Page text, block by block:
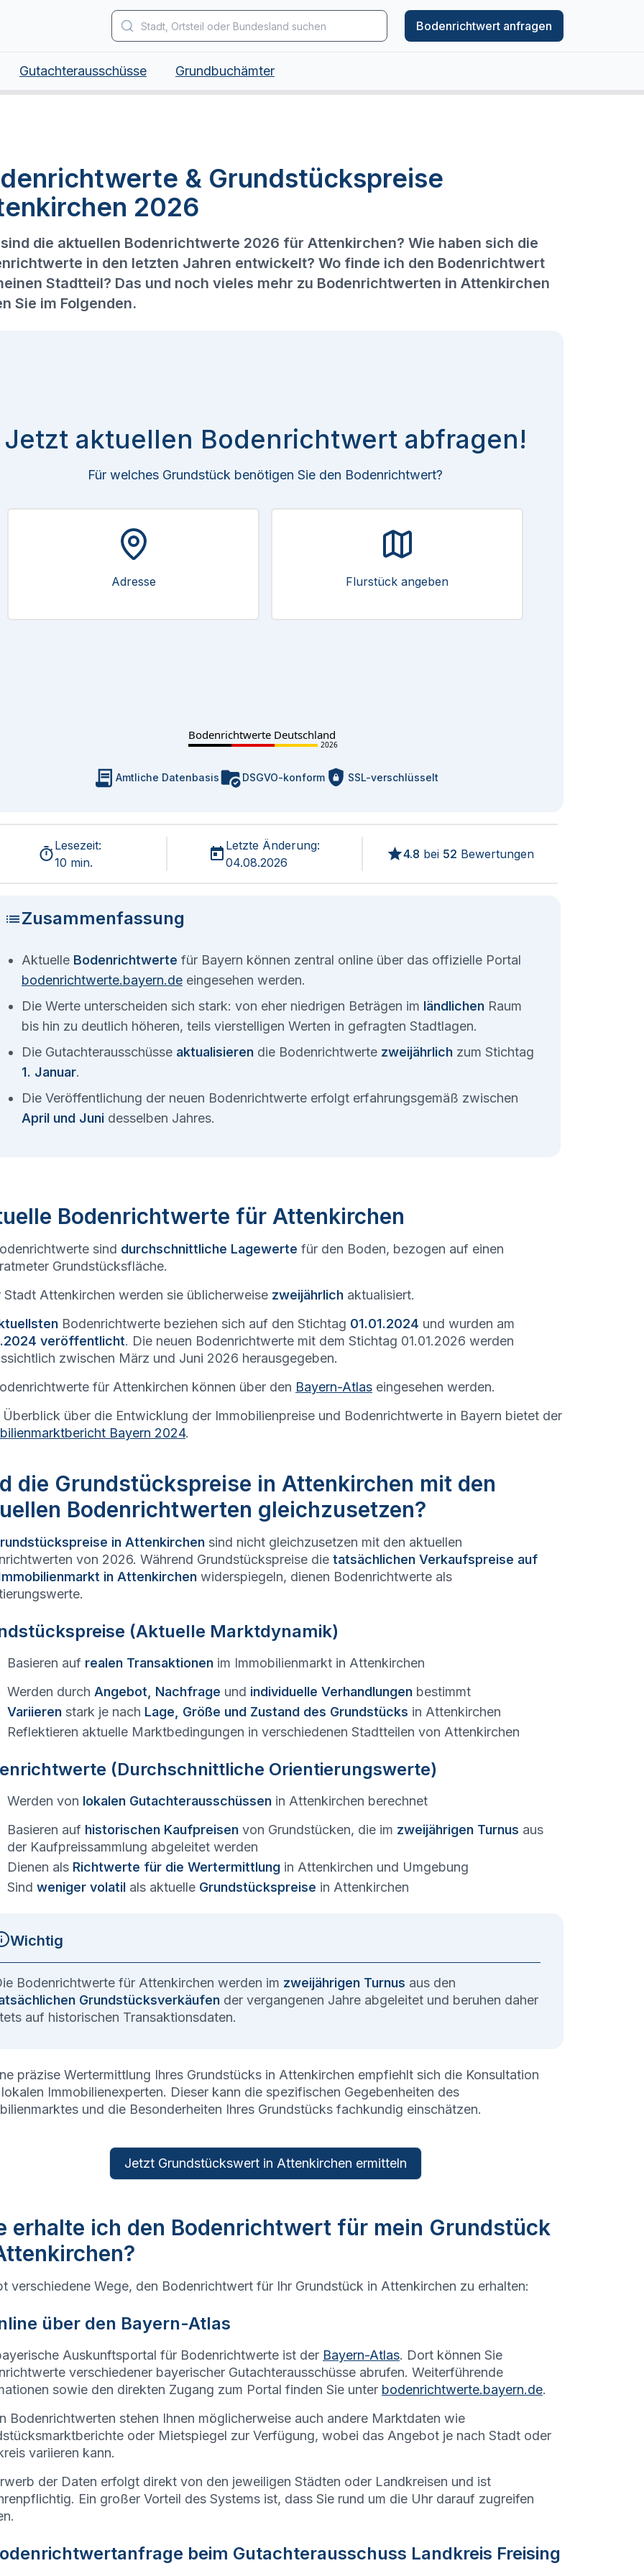
Bodenrichtwert anfragen
Gutachterausschüsse Grundbuchämter
& Grundstückspreise
2026
die aktuellen Bodenrichtwerte 2026 für Attenkirchen? Wie haben sich die
in den letzten Jahren entwickelt? Wo finde ich den Bodenrichtwert
Stadtteil? Das und noch vieles mehr zu Bodenrichtwerten in Attenkirchen
Sie im Folgenden.
Jetzt aktuellen Bodenrichtwert abfragen!
Für welches Grundstück benötigen Sie den Bodenrichtwert?
Adresse Flurstück angeben
Bodenrichtwerte Deutschland
2026
Amtliche Datenbasis DSGVO-konform SSL-verschlüsselt
Lesezeit:
10 min.
Letzte Änderung:
04.08.2026
4.8 bei 52 Bewertungen
Zusammenfassung
Aktuelle Bodenrichtwerte für Bayern können zentral online über das offizielle Portal
bodenrichtwerte.bayern.de eingesehen werden.
Die Werte unterscheiden sich stark: von eher niedrigen Beträgen im ländlichen Raum
bis hin zu deutlich höheren, teils vierstelligen Werten in gefragten Stadtlagen.
Die Gutachterausschüsse aktualisieren die Bodenrichtwerte zweijährlich zum Stichtag
1. Januar.
Die Veröffentlichung der neuen Bodenrichtwerte erfolgt erfahrungsgemäß zwischen
April und Juni desselben Jahres.
Bodenrichtwerte für Attenkirchen
sind durchschnittliche Lagewerte für den Boden, bezogen auf einen
Grundstücksfläche.
Stadt Attenkirchen werden sie üblicherweise zweijährlich aktualisiert.
Bodenrichtwerte beziehen sich auf den Stichtag 01.01.2024 und wurden am
veröffentlicht. Die neuen Bodenrichtwerte mit dem Stichtag 01.01.2026 werden
zwischen März und Juni 2026 herausgegeben.
für Attenkirchen können über den Bayern-Atlas eingesehen werden.
Überblick über die Entwicklung der Immobilienpreise und Bodenrichtwerte in Bayern bietet der
Bayern 2024.
die Grundstückspreise in Attenkirchen mit den
Bodenrichtwerten gleichzusetzen?
in Attenkirchen sind nicht gleichzusetzen mit den aktuellen
von 2026. Während Grundstückspreise die tatsächlichen Verkaufspreise auf
in Attenkirchen widerspiegeln, dienen Bodenrichtwerte als
(Aktuelle Marktdynamik)
Basieren auf realen Transaktionen im Immobilienmarkt in Attenkirchen
Werden durch Angebot, Nachfrage und individuelle Verhandlungen bestimmt
Variieren stark je nach Lage, Größe und Zustand des Grundstücks in Attenkirchen
Reflektieren aktuelle Marktbedingungen in verschiedenen Stadtteilen von Attenkirchen
(Durchschnittliche Orientierungswerte)
Werden von lokalen Gutachterausschüssen in Attenkirchen berechnet
Basieren auf historischen Kaufpreisen von Grundstücken, die im zweijährigen Turnus aus
der Kaufpreissammlung abgeleitet werden
Dienen als Richtwerte für die Wertermittlung in Attenkirchen und Umgebung
Sind weniger volatil als aktuelle Grundstückspreise in Attenkirchen
Wichtig
Bodenrichtwerte für Attenkirchen werden im zweijährigen Turnus aus den
Grundstücksverkäufen der vergangenen Jahre abgeleitet und beruhen daher
auf historischen Transaktionsdaten.
präzise Wertermittlung Ihres Grundstücks in Attenkirchen empfiehlt sich die Konsultation
Immobilienexperten. Dieser kann die spezifischen Gegebenheiten des
und die Besonderheiten Ihres Grundstücks fachkundig einschätzen.
Jetzt Grundstückswert in Attenkirchen ermitteln
erhalte ich den Bodenrichtwert für mein Grundstück
verschiedene Wege, den Bodenrichtwert für Ihr Grundstück in Attenkirchen zu erhalten:
über den Bayern-Atlas
Auskunftsportal für Bodenrichtwerte ist der Bayern-Atlas. Dort können Sie
verschiedener bayerischer Gutachterausschüsse abrufen. Weiterführende
sowie den direkten Zugang zum Portal finden Sie unter bodenrichtwerte.bayern.de.
Bodenrichtwerten stehen Ihnen möglicherweise auch andere Marktdaten wie
oder Mietspiegel zur Verfügung, wobei das Angebot je nach Stadt oder
variieren kann.
der Daten erfolgt direkt von den jeweiligen Städten oder Landkreisen und ist
Ein großer Vorteil des Systems ist, dass Sie rund um die Uhr darauf zugreifen
beim Gutachterausschuss Landkreis Freising